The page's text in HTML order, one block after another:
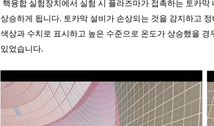
핵융합 실험장치에서 실험 시 플라즈마가 접촉하는 토카
상승하게 됩니다. 토카막 설비가 손상되는 것을 감지하고
색상과 수치로 표시하고 높은 수준으로 온도가 상승했을 경
있었습니다.